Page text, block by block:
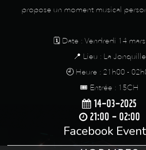
propose un moment musical
🗓️ Date : Vendredi 14
📍 Lieu : La Jonquille
🕘 Heure : 21h00 -
🎟️ Entrée : 15CH
14-03-2025
21:00 - 02:00
Facebook Event